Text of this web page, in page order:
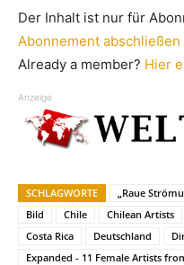
Der Inhalt ist nur für
Abonnement abschließen
Already a member? Hier
Anzeige
SCHLAGWORTE „Raue
Bild
Chile Chilean Artists
Costa Rica
Deutschland
Expanded - 11 Female Artists